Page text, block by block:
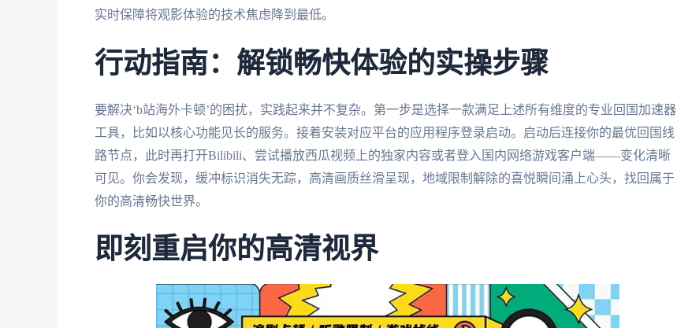
实时保障将观影体验的技术焦虑降到最低。
行动指南：解锁畅快体验的实操步骤
要解决‘b站海外卡顿’的困扰，实践起来并不复杂。第一步是选择一款满足上述所有维度的专业回国加速器
工具，比如以核心功能见长的服务。接着安装对应平台的应用程序登录启动。启动后连接你的最优回国线
路节点，此时再打开Bilibili、尝试播放西瓜视频上的独家内容或者登入国内网络游戏客户端——变化清晰
可见。你会发现，缓冲标识消失无踪，高清画质丝滑呈现，地域限制解除的喜悦瞬间涌上心头，找回属于
你的高清畅快世界。
即刻重启你的高清视界